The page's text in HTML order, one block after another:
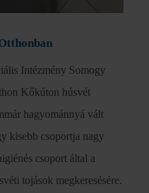
Intézmény Somogy
Kőkúton húsvét
hagyománnyá vált
kisebb csoportja nagy
csoport által a
tojások megkeresésére.